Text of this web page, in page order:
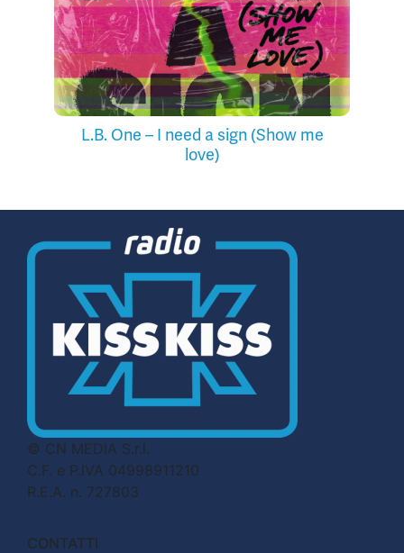
L.B. One – I need a sign (Show me
love)
© CN MEDIA S.r.l.
C.F. e P.IVA 04998911210
R.E.A. n. 727803
CONTATTI